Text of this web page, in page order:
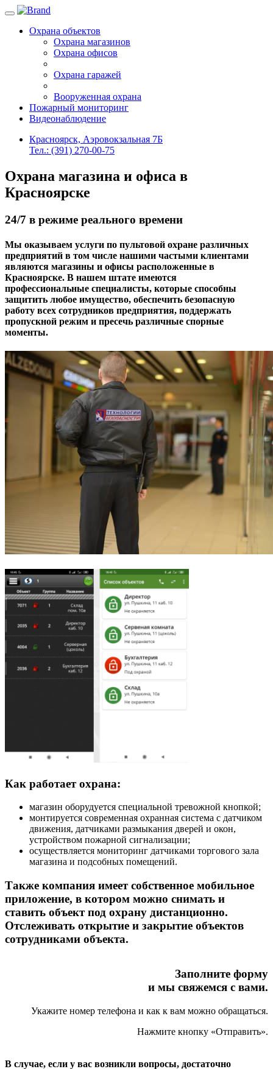
Toggle navigation
Охрана объектов
Охрана магазинов
Охрана офисов
Охрана гаражей
Вооруженная охрана
Пожарный мониторинг
Видеонаблюдение
Красноярск, Аэровокзальная 7Б
Тел.: (391) 270-00-75
Охрана магазина и офиса в
Красноярске
24/7 в режиме реального времени
Мы оказываем услуги по пультовой охране различных
предприятий в том числе нашими частыми клиентами
являются магазины и офисы расположенные в
Красноярске. В нашем штате имеются
профессиональные специалисты, которые способны
защитить любое имущество, обеспечить безопасную
работу всех сотрудников предприятия, поддержать
пропускной режим и пресечь различные спорные
моменты.
Как работает охрана:
магазин оборудуется специальной тревожной кнопкой;
монтируется современная охранная система с датчиком
движения, датчиками размыкания дверей и окон,
устройством пожарной сигнализации;
осуществляется мониторинг датчиками торгового зала
магазина и подсобных помещений.
Также компания имеет собственное мобильное
приложение, в котором можно снимать и
ставить объект под охрану дистанционно.
Отслеживать открытие и закрытие объектов
сотрудниками объекта.
Заполните форму
и мы свяжемся с вами.
Укажите номер телефона и как к вам можно обращаться.
Нажмите кнопку «Отправить».
В случае, если у вас возникли вопросы, достаточно